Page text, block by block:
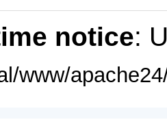
notice:
www/